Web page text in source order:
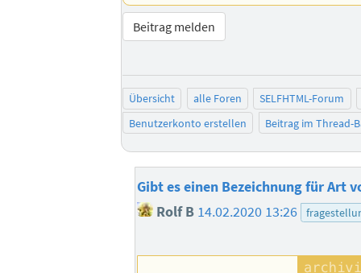
Beitrag melden
Übersicht alle Foren
SELFHTML-Forum
Benutzerkonto erstellen
Beitrag im Thread-
Gibt es einen Bezeichnung für Art
Rolf B 14.02.2020 13:26